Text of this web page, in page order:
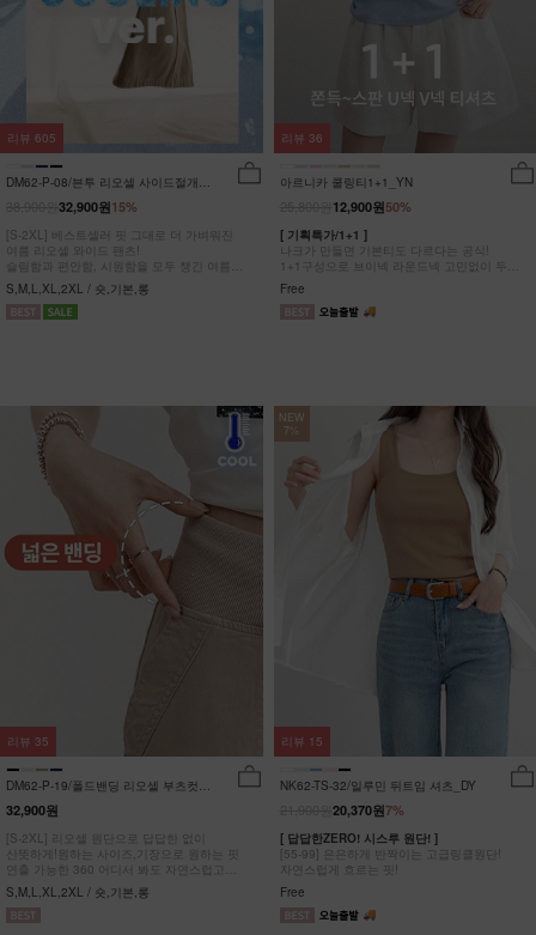
DM62-P-08/븐투 리오셀 사이드절개팬
15%
32,900원
[S-2XL] 베스트셀러 핏 그대로 더 가벼워진
여름 리오셀 와이드 팬츠!
슬림함과 편안함, 시원함을 모두 챙긴 여름
완전정복 팬츠
S,M,L,XL,2XL / 숏,기본,롱
리뷰 605
아르니카 쿨링티1+1_YN
50%
12,900원
[ 기획특가/1+1 ]
나크가 만들면 기본티도 다르다는 공식!
1+1구성으로 브이넥 라운드넥 고민없이 두장
다 챙겨가세요
Free
리뷰 36
DM62-P-19/폴드밴딩 리오셀 부츠컷팬
츠_HR
32,900원
[S-2XL] 리오셀 원단으로 답답한 없이
산뜻하게!원하는 사이즈,기장으로 원하는 핏
연출 가능한 360 어디서 봐도 자연스럽고
균형잡힌 부츠컷 팬츠
S,M,L,XL,2XL / 숏,기본,롱
리뷰 35
NEW
7%
NK62-TS-32/일루민 뒤트임 셔츠_DY
7%
20,370원
[ 답답한ZERO! 시스루 원단! ]
[55-99] 은은하게 반짝이는 고급링클원단!
자연스럽게 흐르는 핏!
Free
리뷰 15